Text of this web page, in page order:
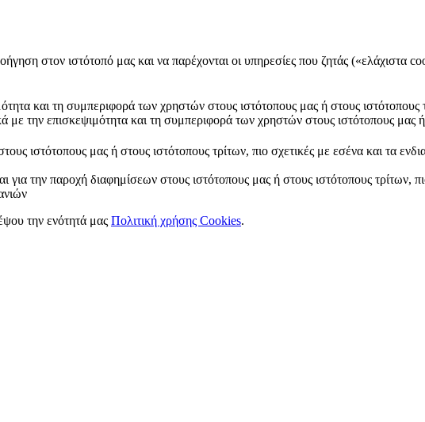
στον ιστότοπό μας και να παρέχονται οι υπηρεσίες που ζητάς («ελάχιστα
και τη συμπεριφορά των χρηστών στους ιστότοπους μας ή στους ιστότοπους
με την επισκεψιμότητα και τη συμπεριφορά των χρηστών στους ιστότοπους μας
ιστότοπους μας ή στους ιστότοπους τρίτων, πιο σχετικές με εσένα και τα
για την παροχή διαφημίσεων στους ιστότοπους μας ή στους ιστότοπους τρίτων,
την ενότητά μας Πολιτική χρήσης Cookies.